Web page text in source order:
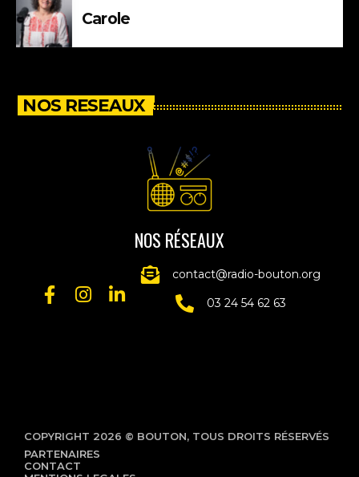
Carole
NOS RESEAUX
NOS RÉSEAUX
contact@radio-bouton.org
03 24 54 62 63
COPYRIGHT 2026 © BOUTON, TOUS DROITS RÉSERVÉS
PARTENAIRES
CONTACT